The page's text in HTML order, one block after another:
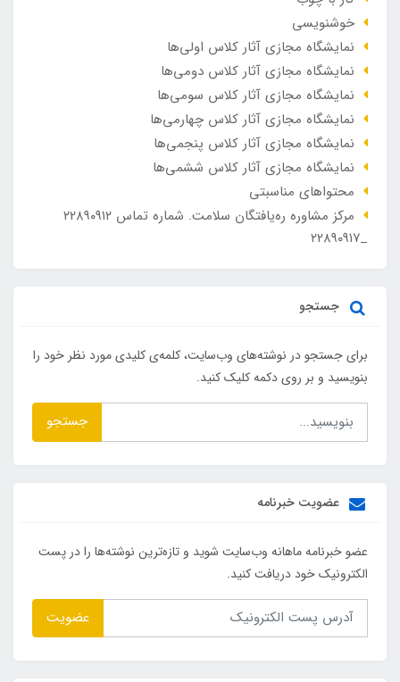
خوشنویسی
نمایشگاه مجازی آثار کلاس اولی‌ها
نمایشگاه مجازی آثار کلاس دومی‌ها
نمایشگاه مجازی آثار کلاس سومی‌ها
نمایشگاه مجازی آثار کلاس چهارمی‌ها
نمایشگاه مجازی آثار کلاس پنجمی‌ها
نمایشگاه مجازی آثار کلاس ششمی‌ها
محتواهای مناسبتی
مرکز مشاوره ره‌یافتگان سلامت. شماره تماس ۲۲۸۹۰۹۱۲
_۲۲۸۹۰۹۱۷
جستجو
برای جستجو در نوشته‌های وب‌سایت، کلمه‌ی کلیدی مورد نظر خود را
بنویسید و بر روی دکمه کلیک کنید.
جستجو
عضویت خبرنامه
عضو خبرنامه ماهانه وب‌سایت شوید و تازه‌ترین نوشته‌ها را در پست
الکترونیک خود دریافت کنید.
عضویت